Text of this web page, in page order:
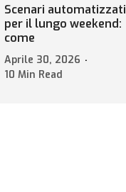
Scenari automatizzati
per il lungo weekend:
come
Aprile 30, 2026
10 Min Read